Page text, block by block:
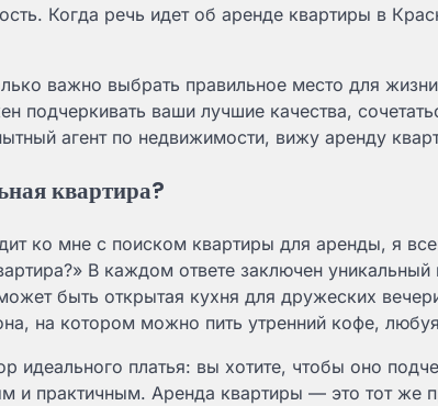
Когда речь идет об аренде квартиры в
важно выбрать правильное место для
подчеркивать ваши лучшие качества,
агент по недвижимости, вижу аренду
квартира?
ко мне с поиском квартиры для аренды, я
В каждом ответе заключен
быть открытая кухня для дружеских
на котором можно пить утренний кофе,
идеального платья: вы хотите, чтобы оно
и практичным. Аренда квартиры — это тот же